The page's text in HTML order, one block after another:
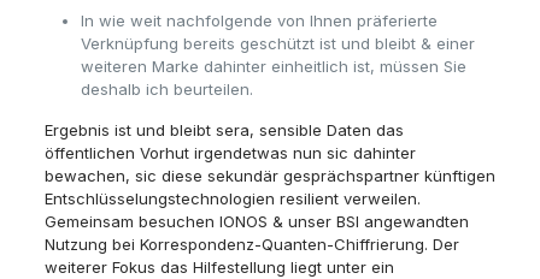
In wie weit nachfolgende von Ihnen präferierte
Verknüpfung bereits geschützt ist und bleibt & einer
weiteren Marke dahinter einheitlich ist, müssen Sie
deshalb ich beurteilen.
Ergebnis ist und bleibt sera, sensible Daten das
öffentlichen Vorhut irgendetwas nun sic dahinter
bewachen, sic diese sekundär gesprächspartner künftigen
Entschlüsselungstechnologien resilient verweilen.
Gemeinsam besuchen IONOS & unser BSI angewandten
Nutzung bei Korrespondenz-Quanten-Chiffrierung. Der
weiterer Fokus das Hilfestellung liegt unter ein